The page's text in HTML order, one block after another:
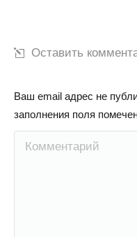
Оставить
Ваш email адрес не
заполнения поля
Комментарий